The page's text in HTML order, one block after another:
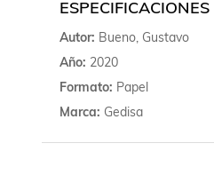
ESPECIFICACIONES
Autor Bueno, Gustavo
Año 2020
Formato Papel
Marca Gedisa